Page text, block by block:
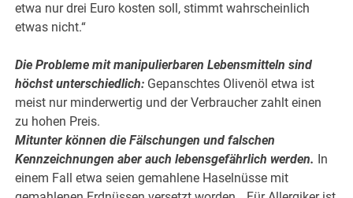
etwa nur drei Euro kosten soll, stimmt wahrscheinlich
etwas nicht.“
Die Probleme mit manipulierbaren Lebensmitteln sind
höchst unterschiedlich: Gepanschtes Olivenöl etwa ist
meist nur minderwertig und der Verbraucher zahlt einen
zu hohen Preis.
Mitunter können die Fälschungen und falschen
Kennzeichnungen aber auch lebensgefährlich werden. In
einem Fall etwa seien gemahlene Haselnüsse mit